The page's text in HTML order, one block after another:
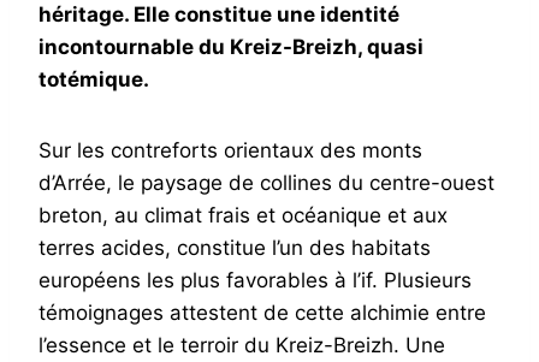
héritage. Elle constitue une identité
incontournable du Kreiz-Breizh, quasi
totémique.
Sur les contreforts orientaux des monts
d’Arrée, le paysage de collines du centre-ouest
breton, au climat frais et océanique et aux
terres acides, constitue l’un des habitats
européens les plus favorables à l’if. Plusieurs
témoignages attestent de cette alchimie entre
l’essence et le terroir du Kreiz-Breizh. Une